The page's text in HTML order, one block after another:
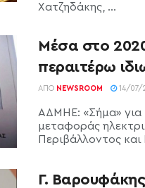
Χατζηδάκης, ...
Μέσα στο
περαιτέρω
ΑΠΌ NEWSROOM 14/07/
ΑΔΜΗΕ: «Σήμα» για
μεταφοράς
Περιβάλλοντος και
Γ.